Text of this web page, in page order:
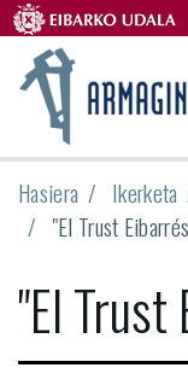
Hasiera Ikerketa
"El Trust
"El Trust